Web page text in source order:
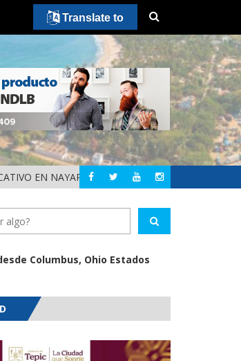
EN NAYARIT NAYARIT ALERTA DIF
Columbus, Ohio Estados
Translate to